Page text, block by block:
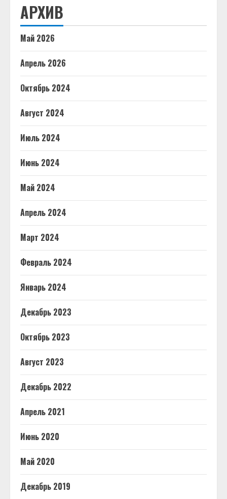
АРХИВ
Май 2026
Апрель 2026
Октябрь 2024
Август 2024
Июль 2024
Июнь 2024
Май 2024
Апрель 2024
Март 2024
Февраль 2024
Январь 2024
Декабрь 2023
Октябрь 2023
Август 2023
Декабрь 2022
Апрель 2021
Июнь 2020
Май 2020
Декабрь 2019